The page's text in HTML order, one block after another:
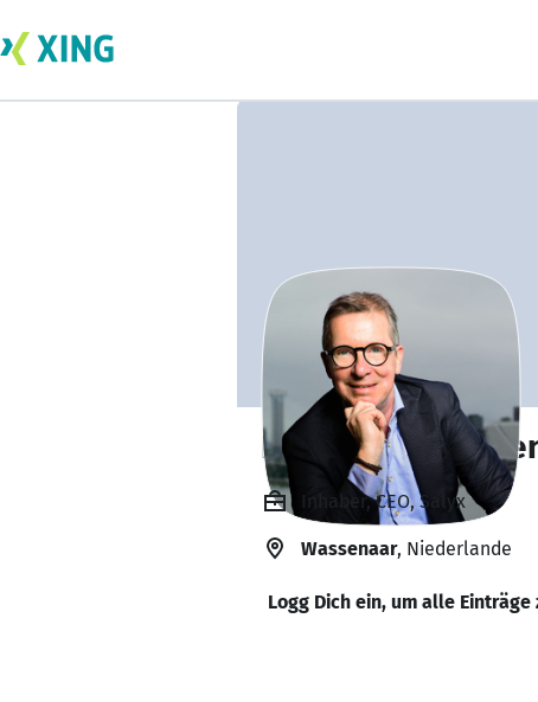
Rob
Inhaber, CEO, Salyx
Wassenaar, Niederlande
Logg Dich ein, um alle Einträge